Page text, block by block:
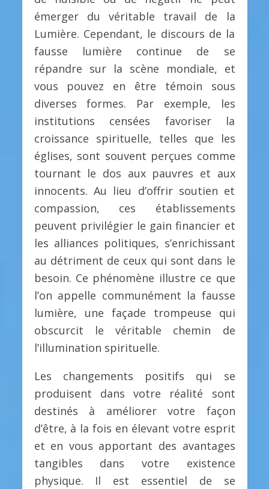
émerger du véritable travail de la
Lumière. Cependant, le discours de la
fausse lumière continue de se
répandre sur la scène mondiale, et
vous pouvez en être témoin sous
diverses formes. Par exemple, les
institutions censées favoriser la
croissance spirituelle, telles que les
églises, sont souvent perçues comme
tournant le dos aux pauvres et aux
innocents. Au lieu d’offrir soutien et
compassion, ces établissements
peuvent privilégier le gain financier et
les alliances politiques, s’enrichissant
au détriment de ceux qui sont dans le
besoin. Ce phénomène illustre ce que
l’on appelle communément la fausse
lumière, une façade trompeuse qui
obscurcit le véritable chemin de
l’illumination spirituelle.
Les changements positifs qui se
produisent dans votre réalité sont
destinés à améliorer votre façon
d’être, à la fois en élevant votre esprit
et en vous apportant des avantages
tangibles dans votre existence
physique. Il est essentiel de se